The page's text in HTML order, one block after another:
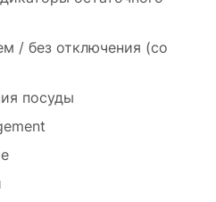
/ без отключения (со
посуды